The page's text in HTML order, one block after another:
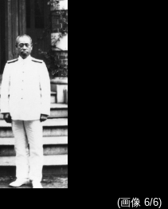
(画像 6/6)